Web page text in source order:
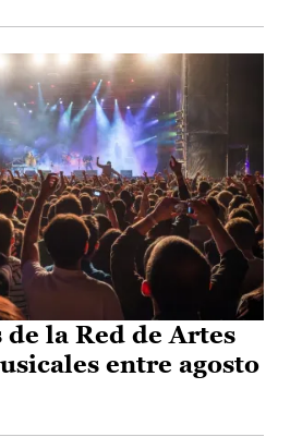
la Red de Artes
entre agosto